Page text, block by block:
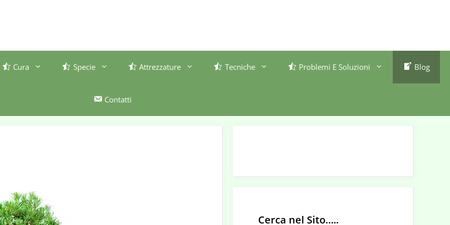
Cura Specie Attrezzature Tecniche Problemi E Soluzioni Blog
Contatti
Cerca nel Sito…..